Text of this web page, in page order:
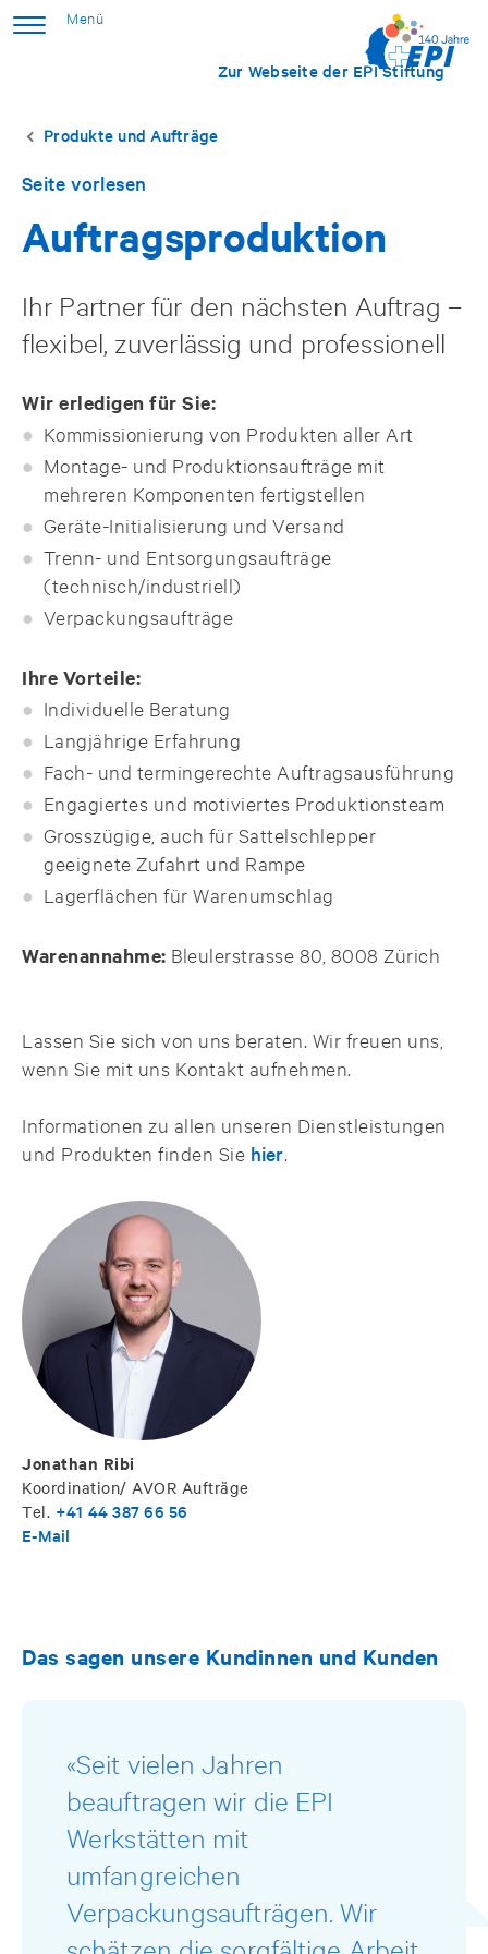
Zur Webseite der EPI Stiftung
Produkte und Aufträge
Seite vorlesen
Auftragsproduktion
Ihr Partner für den nächsten Auftrag –
flexibel, zuverlässig und professionell
Wir erledigen für Sie:
Kommissionierung von Produkten aller Art
Montage- und Produktionsaufträge mit
mehreren Komponenten fertigstellen
Geräte-Initialisierung und Versand
Trenn- und Entsorgungsaufträge
(technisch/industriell)
Verpackungsaufträge
Ihre Vorteile:
Individuelle Beratung
Langjährige Erfahrung
Fach- und termingerechte Auftragsausführung
Engagiertes und motiviertes Produktionsteam
Grosszügige, auch für Sattelschlepper
geeignete Zufahrt und Rampe
Lagerflächen für Warenumschlag
Warenannahme: Bleulerstrasse 80, 8008 Zürich
Lassen Sie sich von uns beraten. Wir freuen uns,
wenn Sie mit uns Kontakt aufnehmen.
Informationen zu allen unseren Dienstleistungen
und Produkten finden Sie hier.
Jonathan Ribi
Koordination/ AVOR Aufträge
Tel. +41 44 387 66 56
E-Mail
Das sagen unsere Kundinnen und Kunden
«Seit vielen Jahren
beauftragen wir die EPI
Werkstätten mit
umfangreichen
Verpackungsaufträgen. Wir